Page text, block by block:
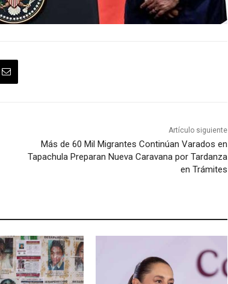
Artículo siguiente
Más de 60 Mil Migrantes Continúan Varados en
Tapachula Preparan Nueva Caravana por Tardanza
en Trámites